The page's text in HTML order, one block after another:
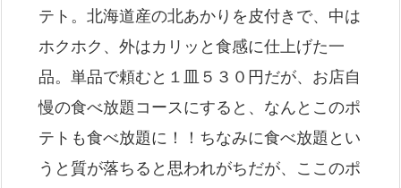
テト。北海道産の北あかりを皮付きで、中は
ホクホク、外はカリッと食感に仕上げた一
品。単品で頼むと１皿５３０円だが、お店自
慢の食べ放題コースにすると、なんとこのポ
テトも食べ放題に！！ちなみに食べ放題とい
うと質が落ちると思われがちだが、ここのポ